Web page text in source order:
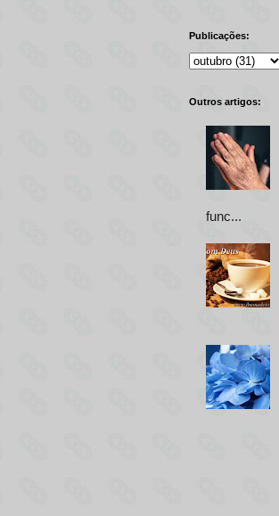
Publicações:
Outros artigos:
func...